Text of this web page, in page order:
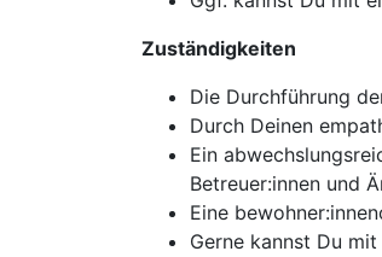
Zuständigkeiten
Die Durchführung
Durch Deinen
Ein
Betreuer:innen und
Eine
Gerne kannst Du